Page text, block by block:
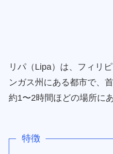
リパ（Lipa）は、フィリ
ンガス州にある都市で、
約1〜2時間ほどの場所に
特徴